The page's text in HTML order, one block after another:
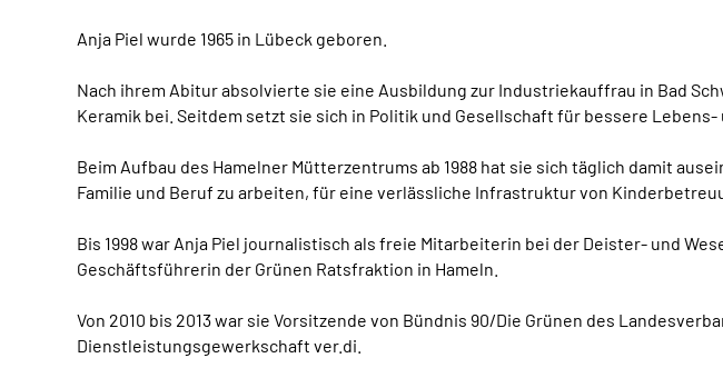
Anja Piel wurde 1965 in Lübeck geboren.
Nach ihrem Abitur absolvierte sie eine Ausbildung zur Industriekauffrau in Bad
Keramik bei. Seitdem setzt sie sich in Politik und Gesellschaft für bessere
Beim Aufbau des Hamelner Mütterzentrums ab 1988 hat sie sich täglich damit
Familie und Beruf zu arbeiten, für eine verlässliche Infrastruktur von
Bis 1998 war Anja Piel journalistisch als freie Mitarbeiterin bei der Deister- und
Geschäftsführerin der Grünen Ratsfraktion in Hameln.
Von 2010 bis 2013 war sie Vorsitzende von Bündnis 90/Die Grünen des
Dienstleistungsgewerkschaft ver.di.